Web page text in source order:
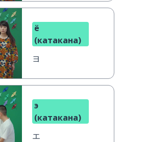
ё
(катакана)
ヨ
э
(катакана)
エ